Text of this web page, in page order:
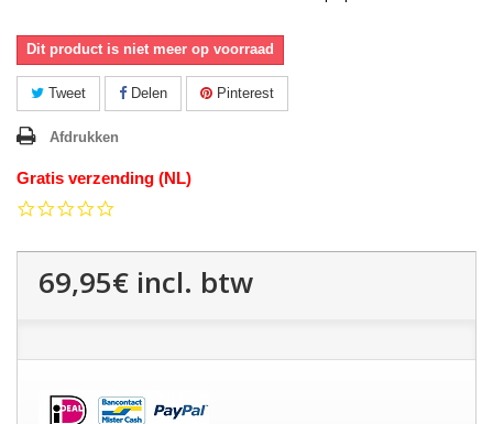
Dit product is niet meer op voorraad
Tweet Delen Pinterest
Afdrukken
Gratis verzending (NL)
69,95€ incl. btw